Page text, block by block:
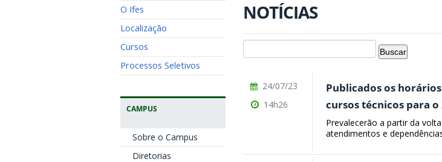
O Ifes
Localização
Cursos
Processos Seletivos
CAMPUS
Sobre o Campus
Diretorias
NOTÍCIAS
Publicados os
cursos técnicos para o
Prevalecerão a partir da
atendimentos e
24/07/23
14h26